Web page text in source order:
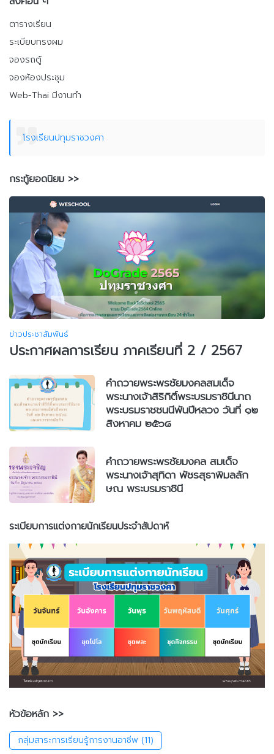
ตารางเรียน
ระเบียบทรงผม
จองรถตู้
จองห้องประชุม
Web-Thai มีงานทำ
โรงเรียนปทุมราชวงศา
กระทู้ยอดนิยม >>
ข่าวประชาสัมพันธ์
ประกาศผลการเรียน ภาคเรียนที่ 2 / 2567
คำถวายพระพรชัยมงคลสมเด็จ
พระนางเจ้าสิริกิติ์พระบรมราชินีนาถ
พระบรมราชชนนีพันปีหลวง วันที่ ๑๒
สิงหาคม ๒๕๖๘
คำถวายพระพรชัยมงคล สมเด็จ
พระนางเจ้าสุทิดา พัชรสุธาพิมลลัก
ษณ พระบรมราชินี
ระเบียบการแต่งกายนักเรียนประจำสัปดาห์
หัวข้อหลัก >>
กลุ่มสาระการเรียนรู้การงานอาชีพ (11)